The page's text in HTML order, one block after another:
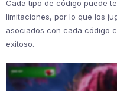
Cada tipo de código puede
limitaciones, por lo que los
asociados con cada código
exitoso.